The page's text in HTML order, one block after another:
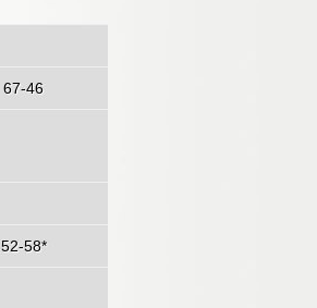
67-46
52-58*